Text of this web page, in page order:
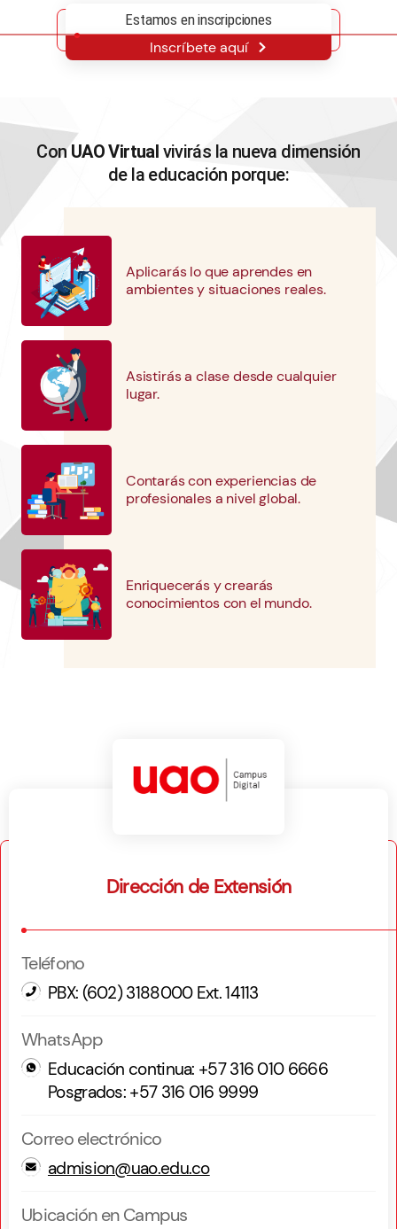
Revisa en tu correo electrónico los datos de
acceso.
Inicia tu actividad.
Estamos en inscripciones
Inscríbete aquí
ConUAO Virtual vivirás la nueva dimensión
de la educación porque:
Aplicarás lo que aprendes en
ambientes y situaciones reales.
Asistirás a clase desde cualquier
lugar.
Contarás con experiencias de
profesionales a nivel global.
Enriquecerás y crearás
conocimientos con el mundo.
Dirección de Extensión
Teléfono
PBX: (602) 3188000 Ext. 14113
WhatsApp
Educación continua: +57 316 010 6666
Posgrados: +57 316 016 9999
Correo electrónico
admision@uao.edu.co
Ubicación en Campus